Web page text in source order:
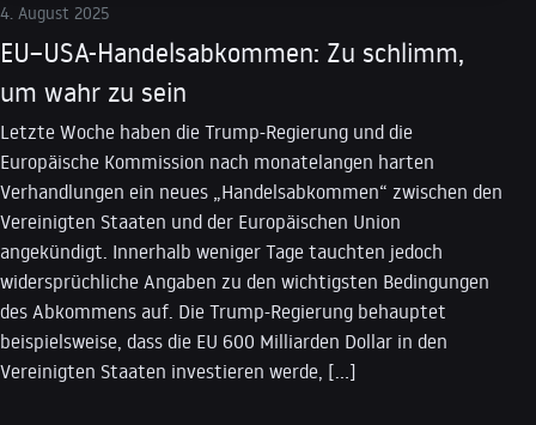
4. August 2025
EU–USA-Handelsabkommen: Zu schlimm,
um wahr zu sein
Letzte Woche haben die Trump-Regierung und die
Europäische Kommission nach monatelangen harten
Verhandlungen ein neues „Handelsabkommen“ zwischen den
Vereinigten Staaten und der Europäischen Union
angekündigt. Innerhalb weniger Tage tauchten jedoch
widersprüchliche Angaben zu den wichtigsten Bedingungen
des Abkommens auf. Die Trump-Regierung behauptet
beispielsweise, dass die EU 600 Milliarden Dollar in den
Vereinigten Staaten investieren werde, […]